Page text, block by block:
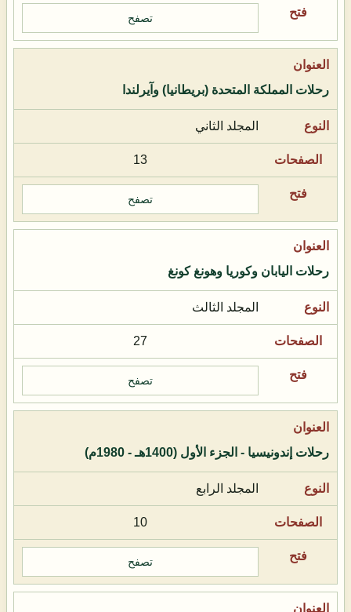
تصفح
رحلات المملكة المتحدة (بريطانيا) وآيرلندا
المجلد الثاني
13
تصفح
رحلات اليابان وكوريا وهونغ كونغ
المجلد الثالث
27
تصفح
رحلات إندونيسيا - الجزء الأول (1400هـ - 1980م)
المجلد الرابع
10
تصفح